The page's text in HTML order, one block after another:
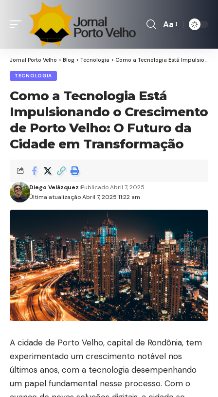
Font
Aa
Jornal Porto Velho > Blog > Tecnologia > Como a Tecnologia Está Impulsionando o Crescimento de Porto Velho: O Futuro da Cidade em Transformação
TECNOLOGIA
Como a Tecnologia Está
Impulsionando o Crescimento
de Porto Velho: O Futuro da
Cidade em Transformação
Última atualização Abril 7, 2025 11:22 am
Diego Velázquez Publicado Abril 7, 2025
A cidade de Porto Velho, capital de Rondônia, tem
experimentado um crescimento notável nos
últimos anos, com a tecnologia desempenhando
um papel fundamental nesse processo. Com o